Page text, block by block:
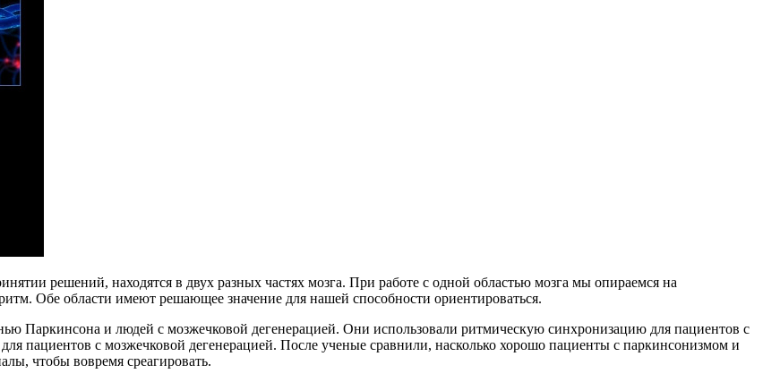
решений, находятся в двух разных частях мозга. При работе с одной областью мозга мы опираемся на
Обе области имеют решающее значение для нашей способности ориентироваться.
Паркинсона и людей с мозжечковой дегенерацией. Они использовали ритмическую синхронизацию для пациентов с
пациентов с мозжечковой дегенерацией. После ученые сравнили, насколько хорошо пациенты с паркинсонизмом и
чтобы вовремя среагировать.